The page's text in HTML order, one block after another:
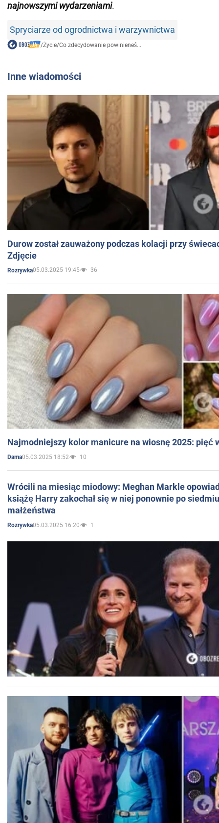
najnowszymi wydarzeniami.
Spryciarze od ogrodnictwa i warzywnictwa
/Życie/Co zdecydowanie powinieneś...
Inne wiadomości
Durow został zauważony podczas kolacji przy
Zdjęcie
Rozrywka05.03.2025 19:45 36
Najmodniejszy kolor manicure na wiosnę 2025: pięć
Dama05.03.2025 18:52 10
Wrócili na miesiąc miodowy: Meghan Markle
książę Harry zakochał się w niej ponownie po
małżeństwa
Rozrywka05.03.2025 16:20 1